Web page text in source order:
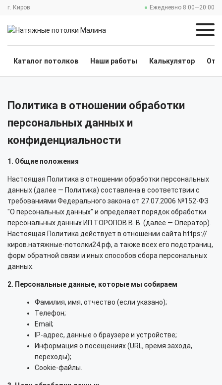
г. Киров Ежедневно 8:00—20:00
Каталог потолков Наши работы Калькулятор
Политика в отношении обработки
персональных данных и
конфиденциальности
1. Общие положения
Настоящая Политика в отношении обработки персональных
данных (далее — Политика) составлена в соответствии с
требованиями Федерального закона от 27.07.2006 №152-ФЗ
"О персональных данных" и определяет порядок обработки
персональных данных ИП ТОРОПОВ В. В. (далее — Оператор).
Настоящая Политика действует в отношении сайта https://
киров.натяжные-потолки24.рф, а также всех его подстраниц,
форм обратной связи и иных способов сбора персональных
данных.
2. Персональные данные, которые мы собираем
Фамилия, имя, отчество (если указано);
Телефон;
Email;
IP-адрес, данные о браузере и устройстве;
Информация о посещениях (URL, время захода,
переходы);
Cookie-файлы.